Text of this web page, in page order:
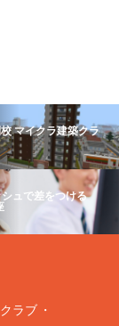
マイクラ建築クラ
シュで差をつける
ラブ